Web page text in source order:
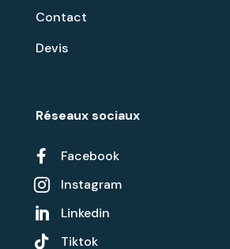
Réseaux sociaux
 Facebook
 Instagram

Linkedin

Tiktok
Contact
Devis